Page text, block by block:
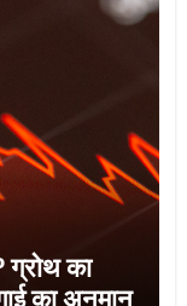
का
का अनुमान